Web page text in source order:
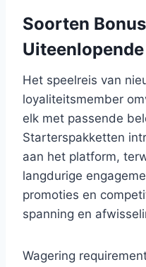
Soorten
Uiteenlopende
Het speelreis van
loyaliteitsmember
elk met passende
Starterspakketten
aan het platform,
langdurige
promoties en
spanning en
Wagering